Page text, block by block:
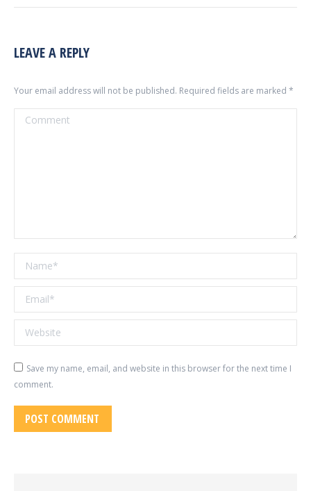
LEAVE A REPLY
Your email address will not be published. Required fields are marked *
Comment
Name *
Email *
Website
Save my name, email, and website in this browser for the next time I
comment.
POST COMMENT